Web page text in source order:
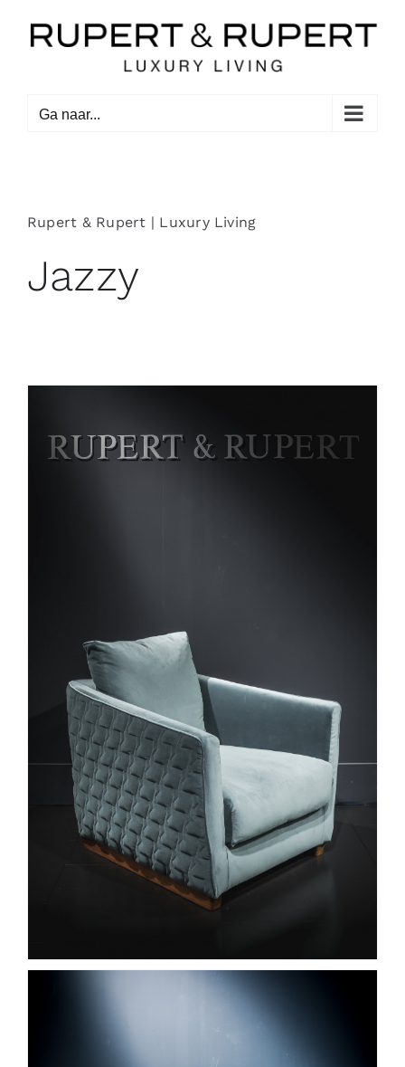
Ga naar...
Rupert & Rupert | Luxury Living
Jazzy